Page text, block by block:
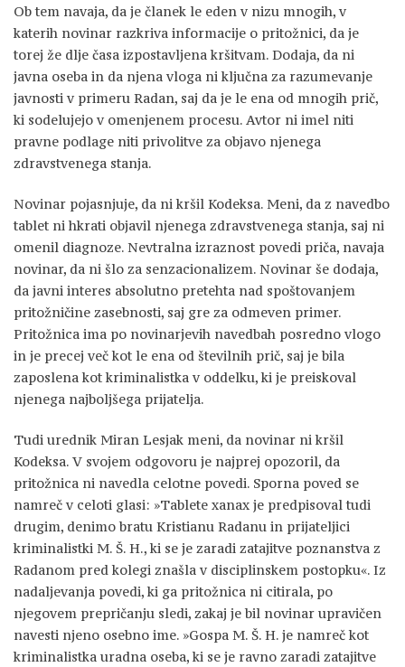
Ob tem navaja, da je članek le eden v nizu mnogih, v
katerih novinar razkriva informacije o pritožnici, da je
torej že dlje časa izpostavljena kršitvam. Dodaja, da ni
javna oseba in da njena vloga ni ključna za razumevanje
javnosti v primeru Radan, saj da je le ena od mnogih prič,
ki sodelujejo v omenjenem procesu. Avtor ni imel niti
pravne podlage niti privolitve za objavo njenega
zdravstvenega stanja.
Novinar pojasnjuje, da ni kršil Kodeksa. Meni, da z navedbo
tablet ni hkrati objavil njenega zdravstvenega stanja, saj ni
omenil diagnoze. Nevtralna izraznost povedi priča, navaja
novinar, da ni šlo za senzacionalizem. Novinar še dodaja,
da javni interes absolutno pretehta nad spoštovanjem
pritožničine zasebnosti, saj gre za odmeven primer.
Pritožnica ima po novinarjevih navedbah posredno vlogo
in je precej več kot le ena od številnih prič, saj je bila
zaposlena kot kriminalistka v oddelku, ki je preiskoval
njenega najboljšega prijatelja.
Tudi urednik Miran Lesjak meni, da novinar ni kršil
Kodeksa. V svojem odgovoru je najprej opozoril, da
pritožnica ni navedla celotne povedi. Sporna poved se
namreč v celoti glasi: »Tablete xanax je predpisoval tudi
drugim, denimo bratu Kristianu Radanu in prijateljici
kriminalistki M. Š. H., ki se je zaradi zatajitve poznanstva z
Radanom pred kolegi znašla v disciplinskem postopku«. Iz
nadaljevanja povedi, ki ga pritožnica ni citirala, po
njegovem prepričanju sledi, zakaj je bil novinar upravičen
navesti njeno osebno ime. »Gospa M. Š. H. je namreč kot
kriminalistka uradna oseba, ki se je ravno zaradi zatajitve